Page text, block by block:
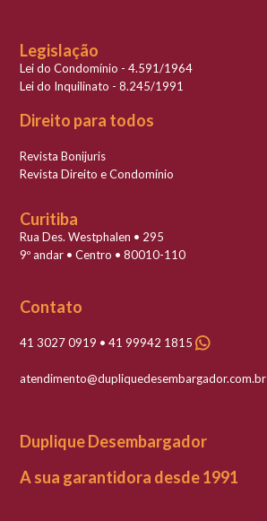
Legislação
Lei do Condomínio - 4.591/1964
Lei do Inquilinato - 8.245/1991
Direito para todos
Revista Bonijuris
Revista Direito e Condomínio
Curitiba
Rua Des. Westphalen • 295
9º andar • Centro • 80010-110
Contato
41 3027 0919 • 41 99942 1815
atendimento@dupliquedesembargador.com.br
Duplique Desembargador
A sua garantidora desde 1991